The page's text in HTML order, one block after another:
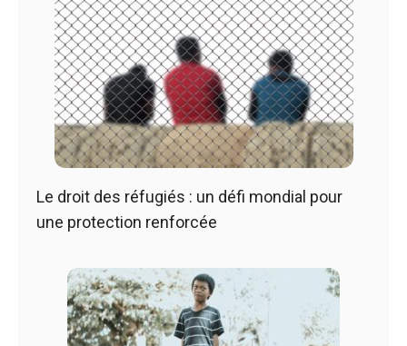
Le droit des réfugiés : un défi mondial pour
une protection renforcée